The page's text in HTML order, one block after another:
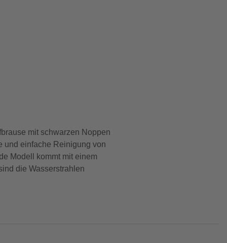
mit schwarzen Noppen
und einfache Reinigung von
Modell kommt mit einem
die Wasserstrahlen